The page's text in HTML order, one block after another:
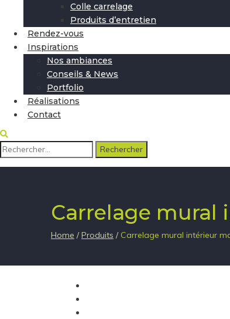
Colle carrelage
Produits d’entretien
Rendez-vous
Inspirations
Nos ambiances
Conseils & News
Portfolio
Réalisations
Contact
Rechercher :
Carrelage mural
Home / Produits / Carrelage mural intérieur